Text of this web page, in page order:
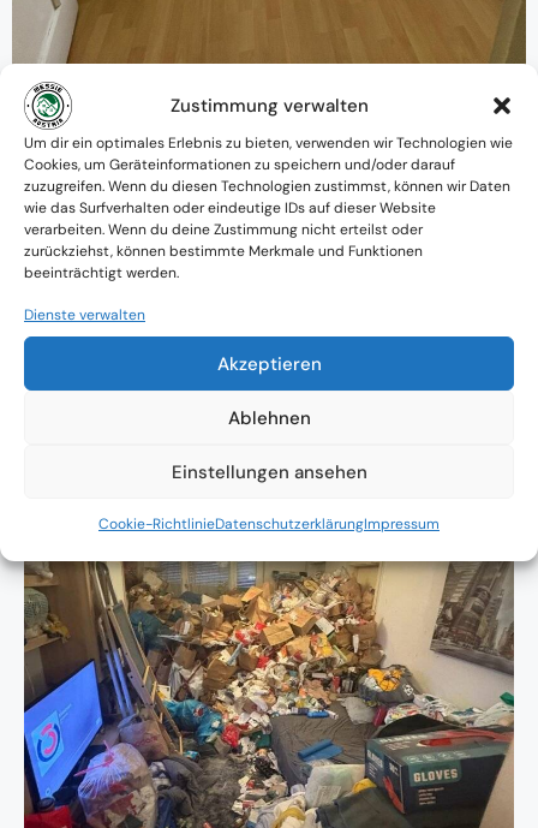
Zustimmung verwalten
Um dir ein optimales Erlebnis zu bieten, verwenden wir Technologien wie
Cookies, um Geräteinformationen zu speichern und/oder darauf
zuzugreifen. Wenn du diesen Technologien zustimmst, können wir Daten
wie das Surfverhalten oder eindeutige IDs auf dieser Website
verarbeiten. Wenn du deine Zustimmung nicht erteilst oder
zurückziehst, können bestimmte Merkmale und Funktionen
beeinträchtigt werden.
Dienste verwalten
Akzeptieren
Ablehnen
Einstellungen ansehen
Cookie-RichtlinieDatenschutzerklärungImpressum
Warum MessieAustria ?
Ein Team mit psychologischem
Verständnis und praktischem Know-how
Verfügbarkeit: Österreichweit
Absolute Diskretion & keine
Zusammenarbeit mit Ämtern ohne
Einverständnis